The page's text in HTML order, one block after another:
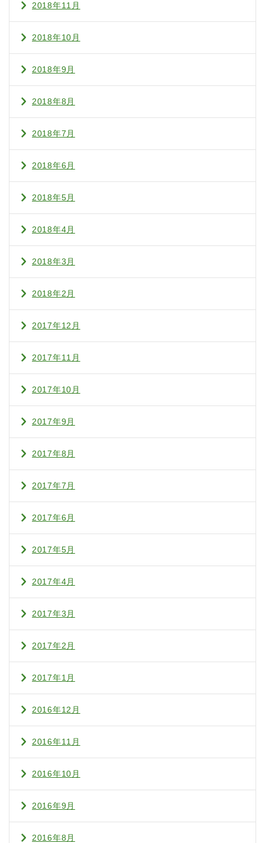
2018年11月
2018年10月
2018年9月
2018年8月
2018年7月
2018年6月
2018年5月
2018年4月
2018年3月
2018年2月
2017年12月
2017年11月
2017年10月
2017年9月
2017年8月
2017年7月
2017年6月
2017年5月
2017年4月
2017年3月
2017年2月
2017年1月
2016年12月
2016年11月
2016年10月
2016年9月
2016年8月